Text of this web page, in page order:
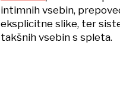
intimnih vsebin,
eksplicitne slike, ter
takšnih vsebin s spleta.